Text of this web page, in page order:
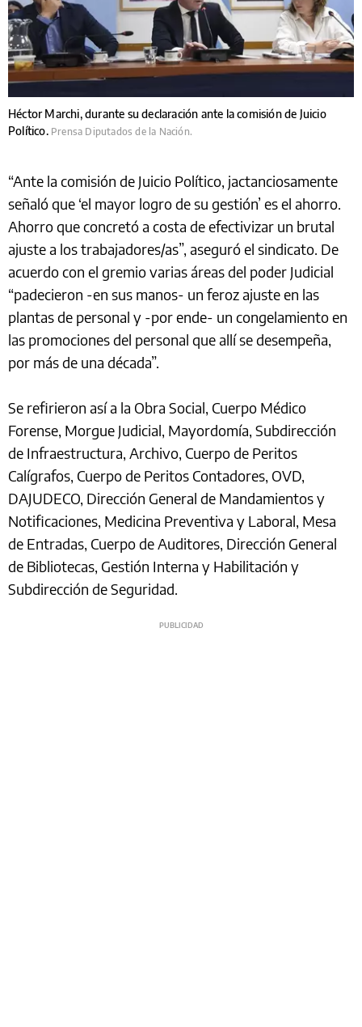
Héctor Marchi, durante su declaración ante la comisión de Juicio
Político. Prensa Diputados de la Nación.
“Ante la comisión de Juicio Político, jactanciosamente
señaló que ‘el mayor logro de su gestión’ es el ahorro.
Ahorro que concretó a costa de efectivizar un brutal
ajuste a los trabajadores/as”, aseguró el sindicato. De
acuerdo con el gremio varias áreas del poder Judicial
“padecieron -en sus manos- un feroz ajuste en las
plantas de personal y -por ende- un congelamiento en
las promociones del personal que allí se desempeña,
por más de una década”.
Se refirieron así a la Obra Social, Cuerpo Médico
Forense, Morgue Judicial, Mayordomía, Subdirección
de Infraestructura, Archivo, Cuerpo de Peritos
Calígrafos, Cuerpo de Peritos Contadores, OVD,
DAJUDECO, Dirección General de Mandamientos y
Notificaciones, Medicina Preventiva y Laboral, Mesa
de Entradas, Cuerpo de Auditores, Dirección General
de Bibliotecas, Gestión Interna y Habilitación y
Subdirección de Seguridad.